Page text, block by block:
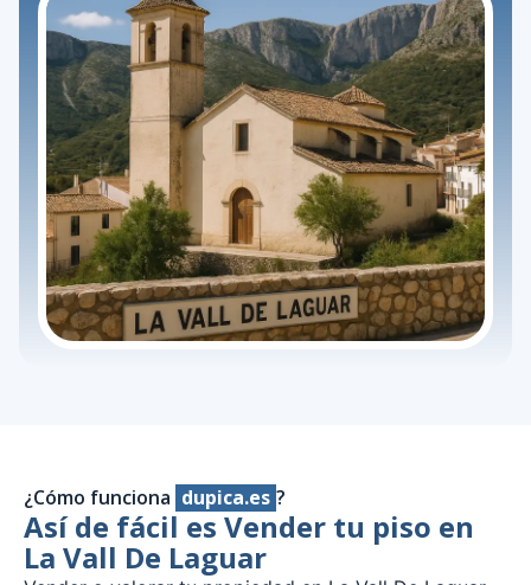
¿Cómo funciona dupica.es ?
Así de fácil es Vender tu piso en
La Vall De Laguar